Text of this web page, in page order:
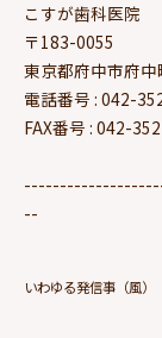
こすが歯科医院
〒183-0055
東京都府中市府
電話番号 : 042-
FAX番号 : 042-
--
いわゆる発信事（風）